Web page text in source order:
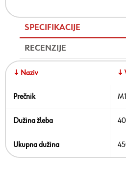
SPECIFIKACIJE
RECENZIJE
↓ Naziv ↓
Prečnik
Dužina žleba
Ukupna dužina